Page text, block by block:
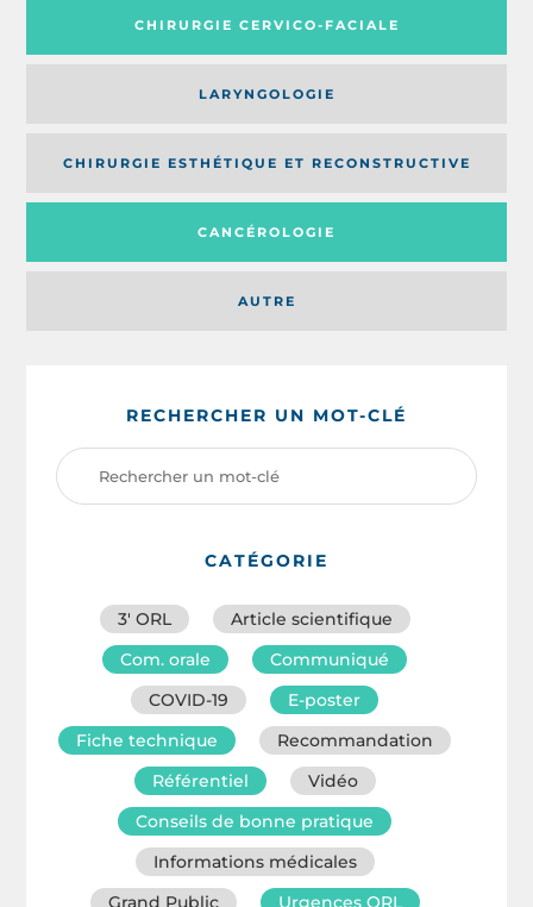
CHIRURGIE CERVICO-FACIALE
AUTRE
LARYNGOLOGIE
CHIRURGIE ESTHÉTIQUE ET RECONSTRUCTIVE
CANCÉROLOGIE
RECHERCHER UN MOT-CLÉ
CATÉGORIE
3′ ORL
Article scientifique
Com. orale
Communiqué
COVID-19
E-poster
Fiche technique
Recommandation
Référentiel
Vidéo
Conseils de bonne pratique
Informations médicales
Grand Public
Urgences ORL